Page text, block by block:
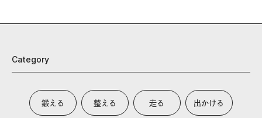
Category
鍛える 整える 走る 出かける